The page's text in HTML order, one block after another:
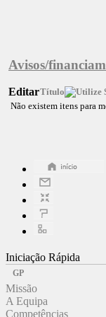
Avisos/
EditarTítulo
Não existem itens para
Iniciação Rápida
GP
Missão
A Equipa
Competências